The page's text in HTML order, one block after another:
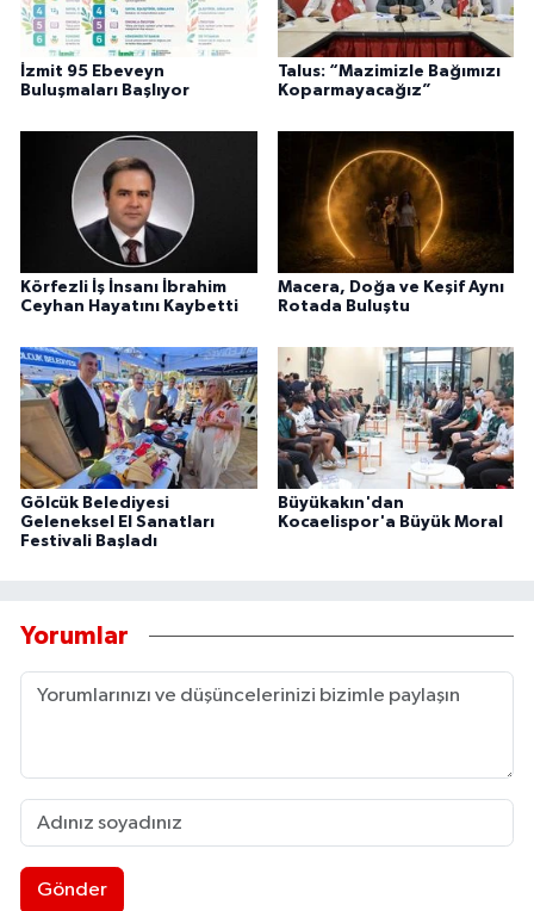
İzmit 95 Ebeveyn
Buluşmaları Başlıyor
Talus: “Mazimizle Bağımızı
Koparmayacağız”
Körfezli İş İnsanı İbrahim
Ceyhan Hayatını Kaybetti
Macera, Doğa ve Keşif Aynı
Rotada Buluştu
Gölcük Belediyesi
Geleneksel El Sanatları
Festivali Başladı
Büyükakın'dan
Kocaelispor'a Büyük Moral
Yorumlar
Gönder